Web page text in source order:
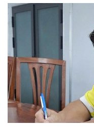
Thể thao
Bóng đá
Lịch thi đấu bóng đá
Thế giới thể thao
eSports
Hậu trường